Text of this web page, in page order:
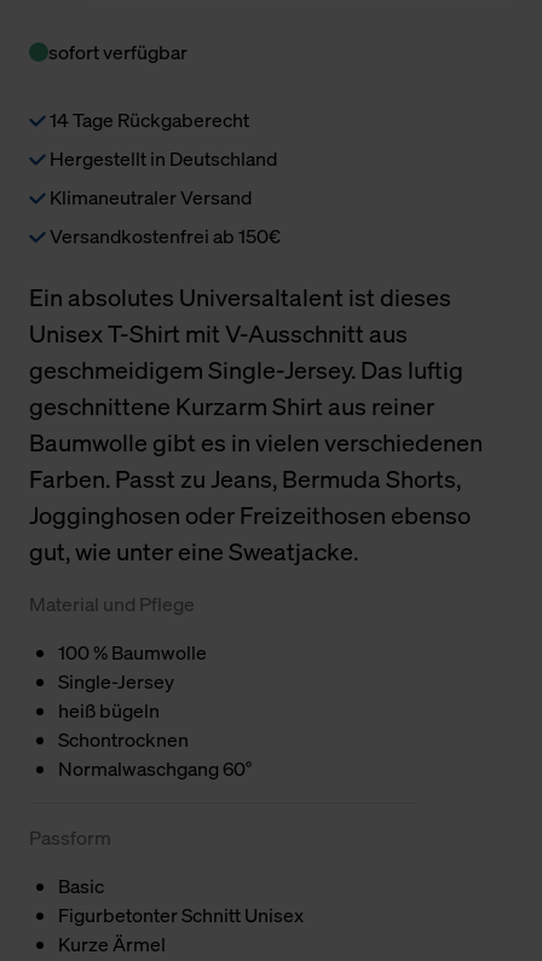
sofort verfügbar
14 Tage Rückgaberecht
Hergestellt in Deutschland
Klimaneutraler Versand
Versandkostenfrei ab 150€
Ein absolutes Universaltalent ist dieses
Unisex T-Shirt mit V-Ausschnitt aus
geschmeidigem Single-Jersey. Das luftig
geschnittene Kurzarm Shirt aus reiner
Baumwolle gibt es in vielen verschiedenen
Farben. Passt zu Jeans, Bermuda Shorts,
Jogginghosen oder Freizeithosen ebenso
gut, wie unter eine Sweatjacke.
Material und Pflege
100 % Baumwolle
Single-Jersey
heiß bügeln
Schontrocknen
Normalwaschgang 60°
Passform
Basic
Figurbetonter Schnitt Unisex
Kurze Ärmel